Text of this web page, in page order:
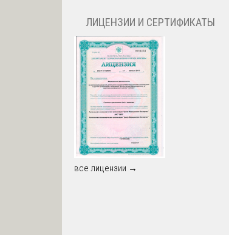
ЛИЦЕНЗИИ И СЕРТИФИКАТЫ
все лицензии →